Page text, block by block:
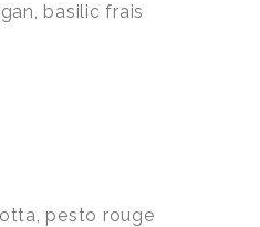
basilic frais
pesto rouge